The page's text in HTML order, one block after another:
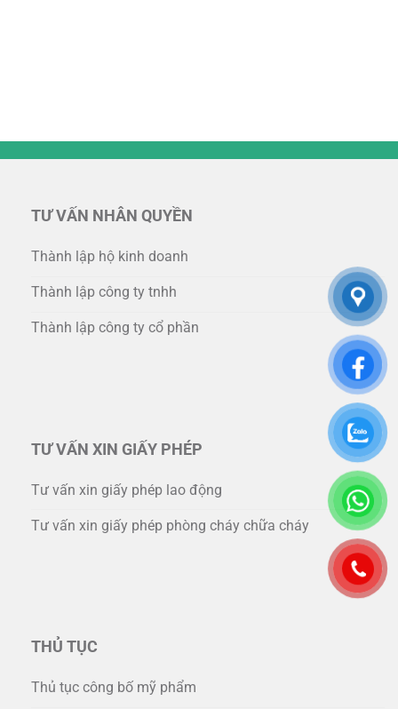
TƯ VẤN NHÂN QUYỀN
Thành lập hộ kinh doanh
Thành lập công ty tnhh
Thành lập công ty cổ phần
TƯ VẤN XIN GIẤY PHÉP
Tư vấn xin giấy phép lao động
Tư vấn xin giấy phép phòng cháy chữa cháy
THỦ TỤC
Thủ tục công bố mỹ phẩm